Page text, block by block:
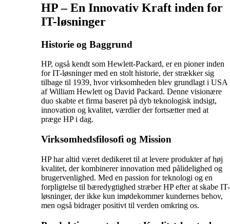
HP – En Innovativ Kraft inden for
IT-løsninger
Historie og Baggrund
HP, også kendt som Hewlett-Packard, er en pioner inden
for IT-løsninger med en stolt historie, der strækker sig
tilbage til 1939, hvor virksomheden blev grundlagt i USA
af William Hewlett og David Packard. Denne visionære
duo skabte et firma baseret på dyb teknologisk indsigt,
innovation og kvalitet, værdier der fortsætter med at
præge HP i dag.
Virksomhedsfilosofi og Mission
HP har altid været dedikeret til at levere produkter af høj
kvalitet, der kombinerer innovation med pålidelighed og
brugervenlighed. Med en passion for teknologi og en
forpligtelse til bæredygtighed stræber HP efter at skabe IT-
løsninger, der ikke kun imødekommer kundernes behov,
men også bidrager positivt til verden omkring os.